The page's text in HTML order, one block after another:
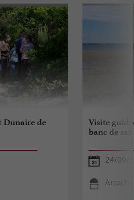
Dunaire de
Visite
banc de
24/09/